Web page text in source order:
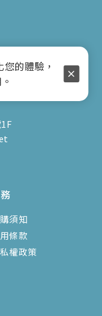
須知
條款
權政策
的體驗，